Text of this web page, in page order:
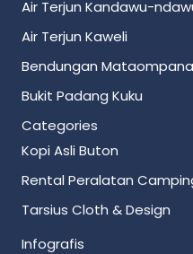
Air Terjun Kandawu-
Air Terjun Kaweli
Bendungan Mataompana
Bukit Padang Kuku
Categories
Kopi Asli Buton
Rental Peralatan
Tarsius Cloth & Design
Infografis